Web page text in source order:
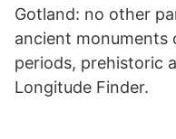
Gotland: no other
ancient monuments
periods, prehistoric
Longitude Finder.